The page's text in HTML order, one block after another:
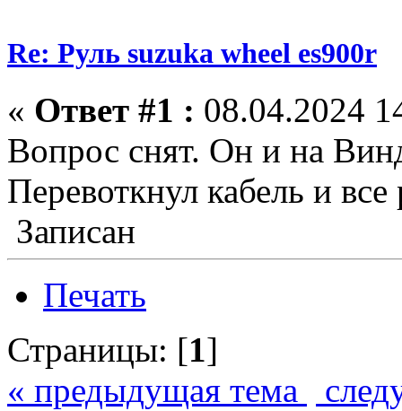
Re: Руль suzuka wheel es900r
« Ответ #1 : 08.04.2024
Вопрос снят. Он и на
Перевоткнул кабель и все
Записан
Печать
Страницы: [1]
« предыдущая тема